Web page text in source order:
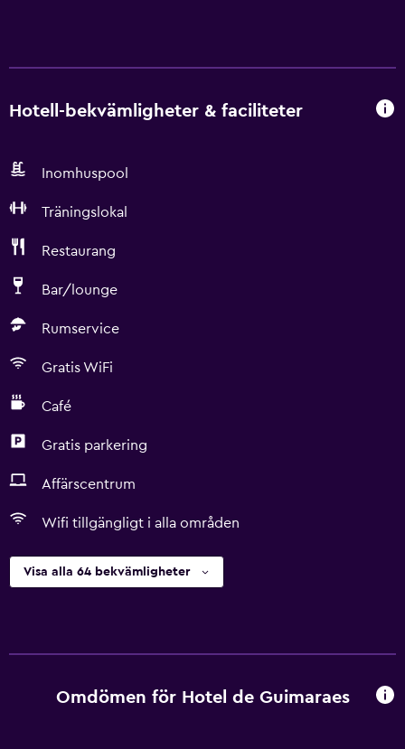
Hotell-bekvämligheter & faciliteter
Inomhuspool
Träningslokal
Restaurang
Bar/lounge
Rumservice
Gratis WiFi
Café
Gratis parkering
Affärscentrum
Wifi tillgängligt i alla områden
Visa alla 64 bekvämligheter
Omdömen för Hotel de Guimaraes